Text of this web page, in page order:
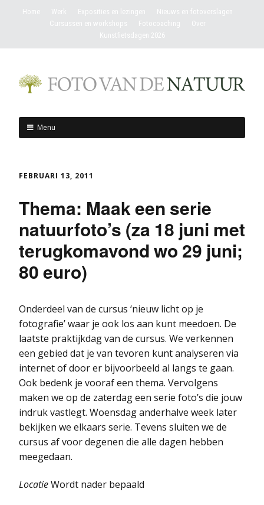
Home Werk Exposities en lezingen
Nieuws en fotoverslagen
Cursussen en workshops
Fotocoaching
Over
Kunstfietsdagen 2026
Menu
FEBRUARI 13, 2011
Thema: Maak een serie
natuurfoto’s (za 18 juni met
terugkomavond wo 29 juni;
80 euro)
Onderdeel van de cursus ‘nieuw licht op je
fotografie’ waar je ook los aan kunt meedoen. De
laatste praktijkdag van de cursus. We verkennen
een gebied dat je van tevoren kunt analyseren via
internet of door er bijvoorbeeld al langs te gaan.
Ook bedenk je vooraf een thema. Vervolgens
maken we op de zaterdag een serie foto’s die jouw
indruk vastlegt. Woensdag anderhalve week later
bekijken we elkaars serie. Tevens sluiten we de
cursus af voor degenen die alle dagen hebben
meegedaan.
LocatieWordt nader bepaald